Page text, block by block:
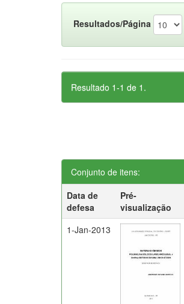
Resultados/Página
Resultado 1-1 de 1.
Conjunto de itens:
Data de
defesa
Pré-
visualização
1-Jan-2013